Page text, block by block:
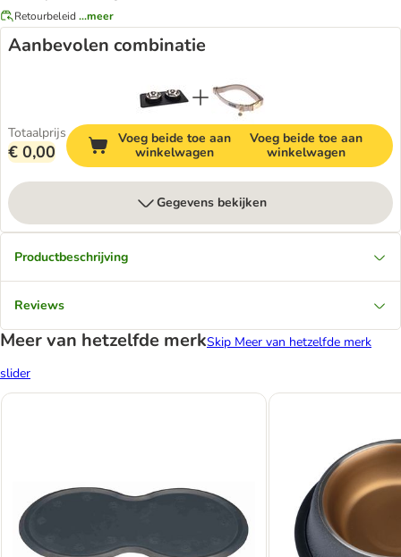
Retourbeleid ...meer
Aanbevolen combinatie
Totaalprijs
€ 0,00
Voeg beide toe aan
winkelwagen
Voeg beide toe aan
winkelwagen
Gegevens bekijken
Productbeschrijving
Reviews
Meer van hetzelfde merkSkip Meer van hetzelfde merk
slider